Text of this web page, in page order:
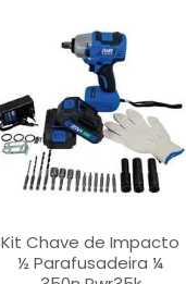
Kit Chave de Impacto
½ Parafusadeira ¼